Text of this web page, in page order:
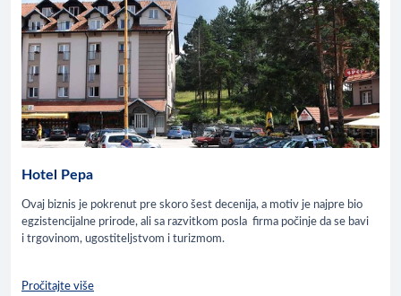
Hotel Pepa
Ovaj biznis je pokrenut pre skoro šest decenija, a motiv je najpre bio
egzistencijalne prirode, ali sa razvitkom posla firma počinje da se bavi
i trgovinom, ugostiteljstvom i turizmom.
Pročitajte više